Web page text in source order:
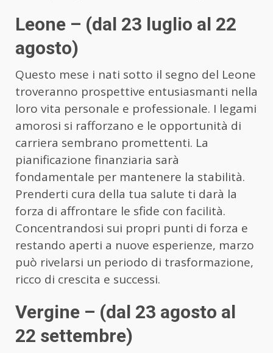
Leone – (dal 23 luglio al 22
agosto)
Questo mese i nati sotto il segno del Leone
troveranno prospettive entusiasmanti nella
loro vita personale e professionale. I legami
amorosi si rafforzano e le opportunità di
carriera sembrano promettenti. La
pianificazione finanziaria sarà
fondamentale per mantenere la stabilità.
Prenderti cura della tua salute ti darà la
forza di affrontare le sfide con facilità.
Concentrandosi sui propri punti di forza e
restando aperti a nuove esperienze, marzo
può rivelarsi un periodo di trasformazione,
ricco di crescita e successi.
Vergine – (dal 23 agosto al
22 settembre)